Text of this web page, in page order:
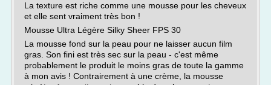
La texture est riche comme une mousse pour les cheveux
et elle sent vraiment très bon !
Mousse Ultra Légère Silky Sheer FPS 30
La mousse fond sur la peau pour ne laisser aucun film
gras. Son fini est très sec sur la peau - c'est même
probablement le produit le moins gras de toute la gamme
à mon avis ! Contrairement à une crème, la mousse